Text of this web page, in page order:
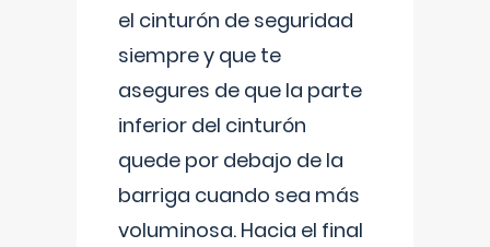
el cinturón de seguridad
siempre y que te
asegures de que la parte
inferior del cinturón
quede por debajo de la
barriga cuando sea más
voluminosa. Hacia el final